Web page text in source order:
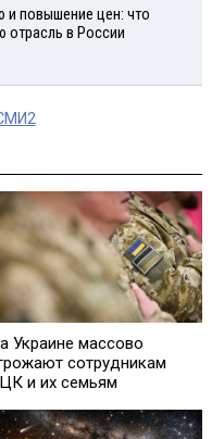
повышение цен: что
отрасль в России
Украине массово
сотрудникам
и их семьям